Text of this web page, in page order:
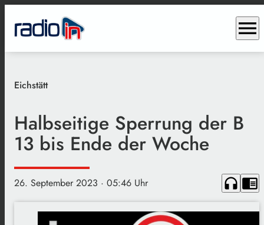
menu
Eichstätt
Halbseitige Sperrung der B
13 bis Ende der Woche
26. September 2023 · 05:46 Uhr headphones chrome_reader_mode